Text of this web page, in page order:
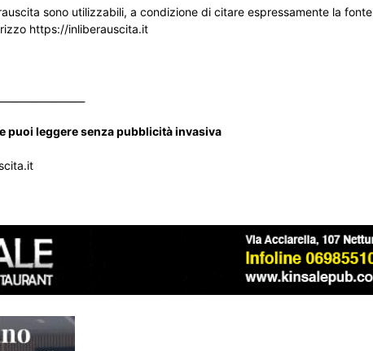
sono utilizzabili, a condizione di citare espressamente la fonte
https://inliberauscita.it
puoi leggere senza pubblicità invasiva